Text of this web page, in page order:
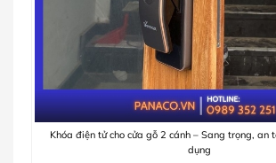
Khóa điện tử cho cửa gỗ 2 cánh – Sang trọng, an
dụng